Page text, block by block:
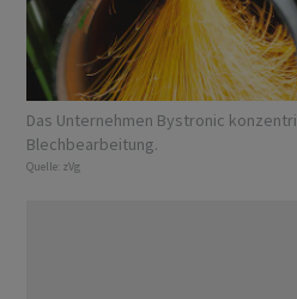
Das Unternehmen Bystronic
Blechbearbeitung.
Quelle: zVg